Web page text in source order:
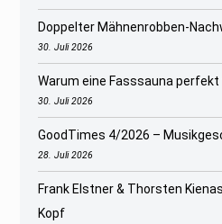
Doppelter Mähnenrobben-
30. Juli 2026
Warum eine Fasssauna
30. Juli 2026
GoodTimes 4/2026 –
28. Juli 2026
Frank Elstner & Thorsten
Kopf